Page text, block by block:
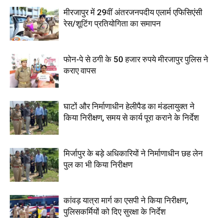
मीरजापुर में 29वीं अंतरजनपदीय एलार्म एफिसिएंसी
रेस/शूटिंग प्रतियोगिता का समापन
फोन-पे से ठगी के 50 हजार रुपये मीरजापुर पुलिस ने
कराए वापस
घाटों और निर्माणाधीन हेलीपैड का मंडलायुक्त ने
किया निरीक्षण, समय से कार्य पूरा कराने के निर्देश
मिर्जापुर के बड़े अधिकारियों ने निर्माणाधीन छह लेन
पुल का भी किया निरीक्षण
कांवड़ यात्रा मार्ग का एसपी ने किया निरीक्षण,
पुलिसकर्मियों को दिए सुरक्षा के निर्देश